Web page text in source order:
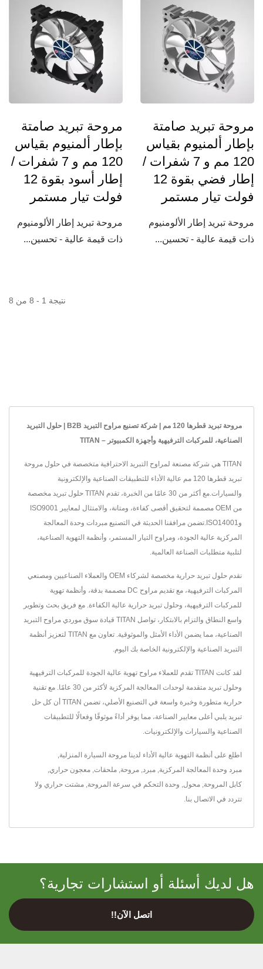
مروحة تبريد صامتة
بإطار ألمنيوم بقياس
120 مم و 7 شفرات /
إطار فضي بقوة 12
فولت تيار مستمر
مروحة تبريد إطار الألومنيوم
ذات قيمة عالية - تحسين...
مروحة تبريد صامتة
بإطار ألمنيوم بقياس
120 مم و 7 شفرات /
إطار أسود بقوة 12
فولت تيار مستمر
مروحة تبريد إطار الألومنيوم
ذات قيمة عالية - تحسين...
نتيجة 1 - 8 من 8
مروحة تبريد قطرها 120 مم | شركة تصنيع مراوح التبريد B2B | حلول التبريد
الصناعية، للمركبات الترفيهية وأجهزة الكمبيوتر – TITAN
TITAN هي شركة مصنعة لمراوح التبريد الاحترافية متخصصة في حلول مروحة
تبريد قطرها 120 مم عالية الأداء للتطبيقات الصناعية والإلكترونية
والسيارات.مع أكثر من 30 عامًا من الخبرة، تقدم TITAN حلول تبريد مخصصة
من OEM مصممة لتحقيق أقصى كفاءة، ومتانة، والامتثال لمعايير ISO9001
وISO14001.تضمن مرافقنا الحديثة في التصنيع مبردات وحدة المعالجة
المركزية عالية الجودة، ومراوح التيار المستمر، وأنظمة التهوية الصناعية،
لتلبية متطلبات الصناعة العالمية.
نقدم حلول تبريد حرارية مخصصة لشركاء OEM والعملاء الصناعيين ومصنعي
المركبات الترفيهية، مع تقديم مراوح DC مصممة بدقة، وأنظمة تهوية
للمركبات الترفيهية، وحلول تبريد حرارية عالية الكفاءة. مع فريق بحث وتطوير
واسع النطاق والتزام بالابتكار، تواصل TITAN قيادة سوق موردي مراوح التبريد
الصناعية، مما يضمن الأداء الأمثل والموثوقية. تعاون مع TITAN لتعزيز أنظمة
التبريد الصناعية والإلكترونية الخاصة بك اليوم.
لقد كانت TITAN تقدم للعملاء مراوح تهوية عالية الجودة للمركبات الترفيهية
وحلول تبريد متقدمة لوحدات المعالجة المركزية لأكثر من 30 عامًا. مع تقنية
حرارية متطورة وخبرة واسعة في التصنيع الأصلي، تضمن TITAN أن كل حل
تبريد يلبي أعلى معايير الصناعة، مما يوفر أداءً موثوقًا وفعالًا للتطبيقات
الصناعية والسيارات والإلكترونيات.
اطلع على أنظمة التهوية عالية الأداء لدينا مروحة السيارة المنزلية,
مبرد وحدة المعالجة المركزية, مبرد, مروحة, ملحقات, معجون حراري,
كابل المروحة, محول, وحدة التحكم في سرعة المروحة, مشتت حراري ولا
تتردد في الاتصال بنا.
هل لديك أسئلة أو استشارات تجارية؟
اتصل الآن!!